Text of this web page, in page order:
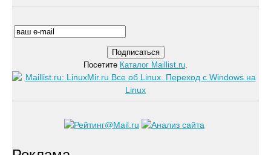
Посетите Каталог Maillist.ru.